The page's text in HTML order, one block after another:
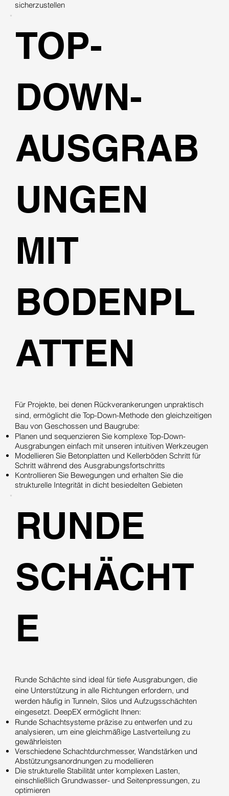
sicherzustellen
Für Projekte, bei denen Rückverankerungen unpraktisch
sind, ermöglicht die Top-Down-Methode den gleichzeitigen
Bau von Geschossen und Baugrube:
Planen und sequenzieren Sie komplexe Top-Down-
Ausgrabungen einfach mit unseren intuitiven Werkzeugen
Modellieren Sie Betonplatten und Kellerböden Schritt für
Schritt während des Ausgrabungsfortschritts
Kontrollieren Sie Bewegungen und erhalten Sie die
strukturelle Integrität in dicht besiedelten Gebieten
TOP-
DOWN-
AUSGRAB
UNGEN
MIT
BODENPL
ATTEN
Runde Schächte sind ideal für tiefe Ausgrabungen, die
eine Unterstützung in alle Richtungen erfordern, und
werden häufig in Tunneln, Silos und Aufzugsschächten
eingesetzt. DeepEX ermöglicht Ihnen:
Runde Schachtsysteme präzise zu entwerfen und zu
analysieren, um eine gleichmäßige Lastverteilung zu
gewährleisten
Verschiedene Schachtdurchmesser, Wandstärken und
Abstützungsanordnungen zu modellieren
Die strukturelle Stabilität unter komplexen Lasten,
einschließlich Grundwasser- und Seitenpressungen, zu
optimieren
RUNDE
SCHÄCHT
E